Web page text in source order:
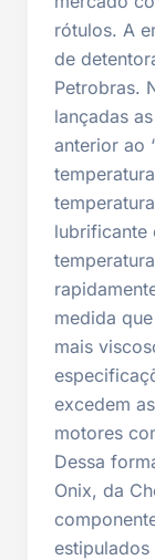
rótulos. A
de
Petrobras.
lançadas
anterior ao
lubrificante
medida
mais
excedem
motores
Dessa
Onix, da
estipulados